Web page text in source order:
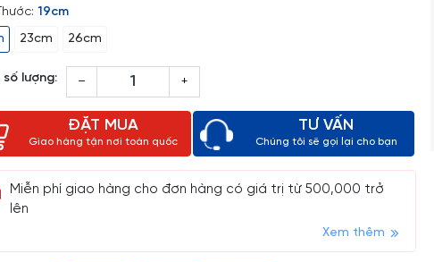
19cm
23cm 26cm
số lượng: – +
ĐẶT MUA
Giao hàng tận nơi toàn quốc
TƯ VẤN
Chúng tôi sẽ gọi lại cho bạn
Miễn phí giao hàng cho đơn hàng có giá trị từ 500,000 trở
lên
Xem thêm